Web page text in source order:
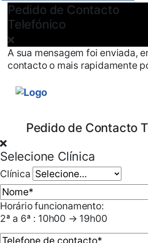
Pedido de Contacto
Telefónico
A sua mensagem foi enviada,
contacto o mais rapidamente
Pedido de Contacto
Selecione Clínica
Clínica
Horário funcionamento:
2ª a 6ª : 10h00 → 19h00